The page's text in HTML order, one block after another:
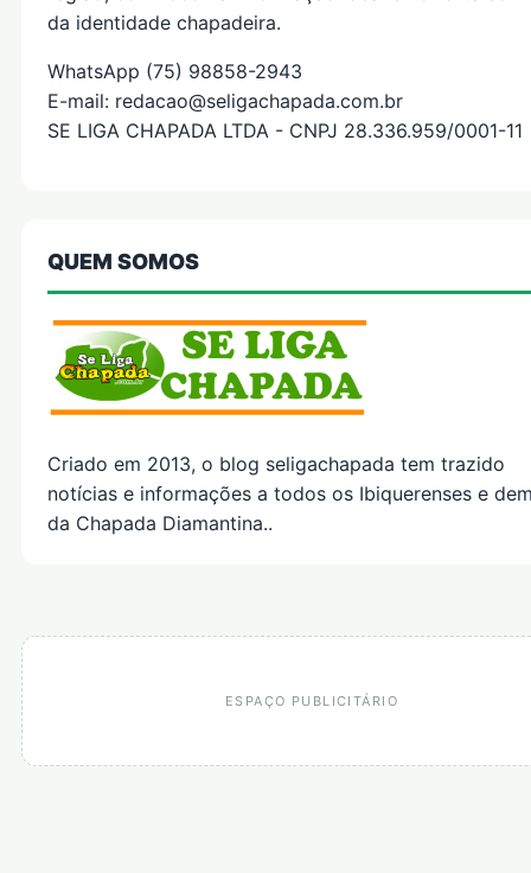
da identidade chapadeira.
WhatsApp (75) 98858-2943
E-mail: redacao@seligachapada.com.br
SE LIGA CHAPADA LTDA - CNPJ 28.336.959/0001-11
QUEM SOMOS
Criado em 2013, o blog seligachapada tem trazido
notícias e informações a todos os Ibiquerenses e
da Chapada Diamantina..
ESPAÇO PUBLICITÁRIO